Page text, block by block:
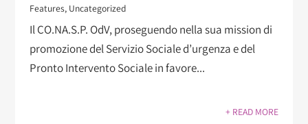
Features, Uncategorized
Il CO.NA.S.P. OdV, proseguendo nella sua mission di
promozione del Servizio Sociale d’urgenza e del
Pronto Intervento Sociale in favore...
+ READ MORE